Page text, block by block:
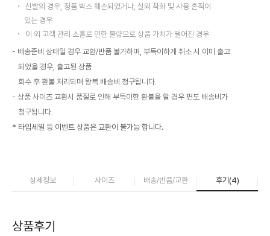
신발의 경우, 정품 박스 훼손되었거나, 실외 착화 및 사용 흔적이
있는 경우
이 외 고객 관리 소홀로 인한 불량으로 상품 가치가 떨어진 경우
배송준비 상태일 경우 교환/반품 불가하며, 부득이하게 취소 시 이미 출고
되었을 경우, 출고된 상품
회수 후 환불 처리되며 왕복 배송비 청구됩니다.
상품 사이즈 교환시 품절로 인해 부득이한 환불을 할 경우 편도 배송비가
청구됩니다.
* 타임세일 등 이벤트 상품은 교환이 불가능 합니다.
상세정보 사이즈 배송/반품/교환 후기(4)
상품후기